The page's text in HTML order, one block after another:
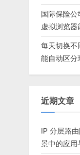
国际保险公
虚拟浏览器
每天切换不
能自动区分
近期文章
IP 分层路
景中的应用